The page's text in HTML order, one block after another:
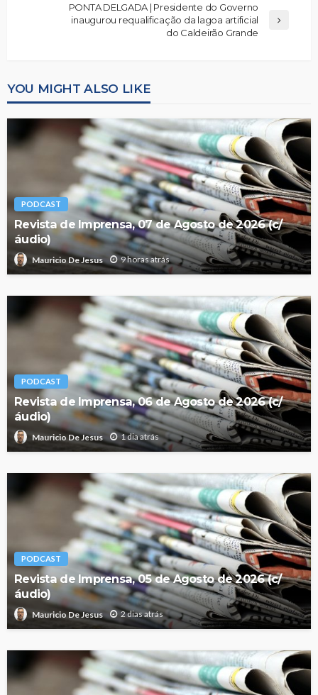
PONTA DELGADA | Presidente do Governo
inaugurou requalificação da lagoa artificial
do Caldeirão Grande
YOU MIGHT ALSO LIKE
PODCAST
Revista de Imprensa, 07 de Agosto de 2026 (c/
áudio)
Mauricio De Jesus 9 horas atrás
PODCAST
Revista de Imprensa, 06 de Agosto de 2026 (c/
áudio)
Mauricio De Jesus 1 dia atrás
PODCAST
Revista de Imprensa, 05 de Agosto de 2026 (c/
áudio)
Mauricio De Jesus 2 dias atrás